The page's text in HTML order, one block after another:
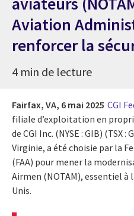
Aviation
renforcer la
4 min de lecture
Fairfax, VA, 6 mai 2025 CGI
filiale d’exploitation en
de CGI Inc. (NYSE : GIB) (TSX :
Virginie, a été choisie par la
(FAA) pour mener la
Airmen (NOTAM), essentiel à
Unis.